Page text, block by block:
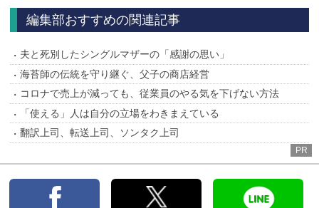
編集部おすすめの関連記事
夫と死別したシングルマザーの「感謝の思い」
海苔師の伝統を守り継ぐ、父子の商店経営
コロナで売上が減っても、従業員のやる気を下げない方法
「使える」人は自分の立場をわきまえている
翻訳上司、転送上司、ソンタク上司
PR